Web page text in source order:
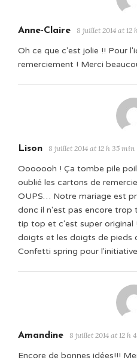
Anne-Claire 8 juillet 2014 at 12
Oh ce que c'est jolie !! Pour
remerciement ! Merci
Lison 8 juillet 2014 at 12 h 35 min
Ooooooh ! Ça tombe pile
oublié les cartons de
OUPS… Notre mariage est
donc il n'est pas encore
tip top et c'est super original
doigts et les doigts de pieds
Confetti spring pour
Amandine 8 juillet 2014 at 12 h
Encore de bonnes idées!!!